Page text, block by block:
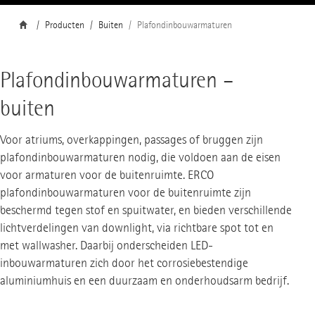
Producten Buiten Plafondinbouwarmaturen
Plafondinbouwarmaturen –
buiten
Voor atriums, overkappingen, passages of bruggen zijn
plafondinbouwarmaturen nodig, die voldoen aan de eisen
voor armaturen voor de buitenruimte. ERCO
plafondinbouwarmaturen voor de buitenruimte zijn
beschermd tegen stof en spuitwater, en bieden verschillende
lichtverdelingen van downlight, via richtbare spot tot en
met wallwasher. Daarbij onderscheiden LED-
inbouwarmaturen zich door het corrosiebestendige
aluminiumhuis en een duurzaam en onderhoudsarm bedrijf.